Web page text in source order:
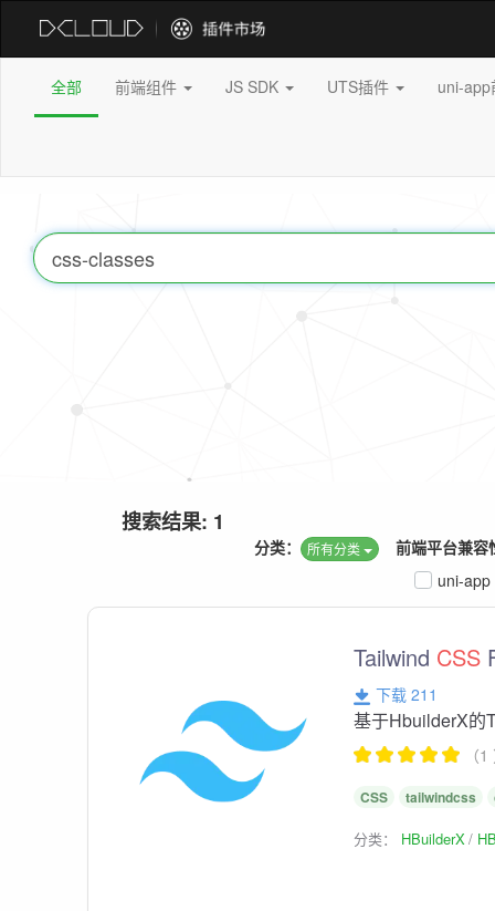
全部 前端组件 JS SDK UTS插件 uni-
搜索结果: 1
前端平台兼容
分类： 所有分类
uni-app
Tailwind CSS
下载 211
基于HbuilderX的
（
CSS tailwindcss
分类： HBuilderX